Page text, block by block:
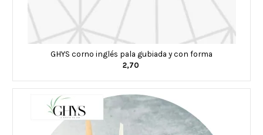
GHYS corno inglés pala gubiada y con forma
2,70